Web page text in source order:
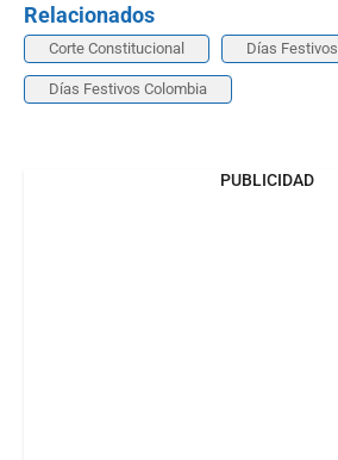
Relacionados
Corte Constitucional Días Festivos
Días Festivos Colombia
PUBLICIDAD